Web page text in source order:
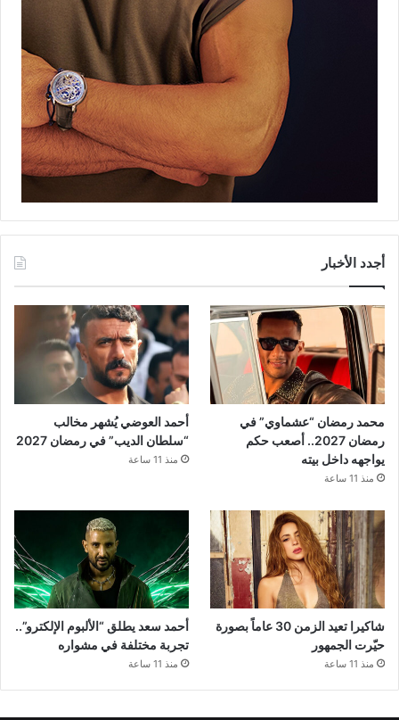
أجدد الأخبار
محمد رمضان “عشماوي” في
رمضان 2027.. أصعب حكم
يواجهه داخل بيته
منذ 11 ساعة
أحمد العوضي يُشهر مخالب
“سلطان الديب” في رمضان 2027
منذ 11 ساعة
شاكيرا تعيد الزمن 30 عاماً بصورة
حيّرت الجمهور
منذ 11 ساعة
أحمد سعد يطلق “الألبوم الإلكترو”..
تجربة مختلفة في مشواره
منذ 11 ساعة